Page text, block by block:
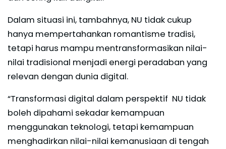
Dalam situasi ini, tambahnya, NU tidak cukup
hanya mempertahankan romantisme tradisi,
tetapi harus mampu mentransformasikan nilai-
nilai tradisional menjadi energi peradaban yang
relevan dengan dunia digital.
“Transformasi digital dalam perspektif NU tidak
boleh dipahami sekadar kemampuan
menggunakan teknologi, tetapi kemampuan
menghadirkan nilai-nilai kemanusiaan di tengah